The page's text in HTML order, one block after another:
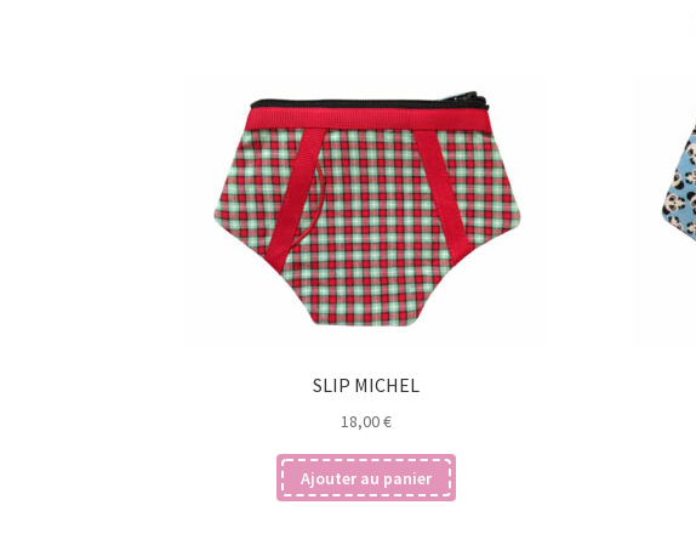
SLIP MICHEL
18,00€
Ajouter au panier